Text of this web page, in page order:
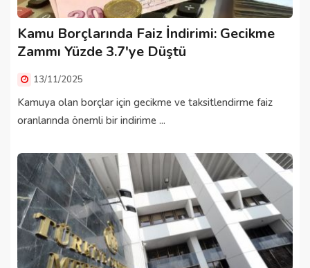
Kamu Borçlarında Faiz İndirimi: Gecikme
Zammı Yüzde 3.7'ye Düştü
13/11/2025
Kamuya olan borçlar için gecikme ve taksitlendirme faiz
oranlarında önemli bir indirime ...